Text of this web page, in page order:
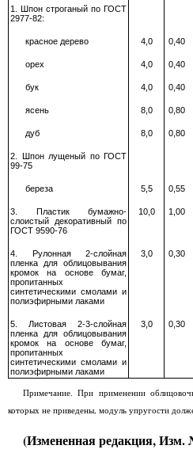
1. Шпон строганый по ГОСТ
2977-82:
красное дерево 4,0 0,40
орех 4,0 0,40
бук 4,0 0,40
ясень 8,0 0,80
дуб 8,0 0,80
2. Шпон лущеный по ГОСТ
99-75
береза 5,5 0,55
3. Пластик бумажно-
слоистый декоративный по
ГОСТ 9590-76
10,0 1,00
4. Рулонная 2-слойная
пленка для облицовывания
кромок на основе бумаг,
пропитанных
синтетическими смолами и
полиэфирными лаками
3,0 0,30
5. Листовая 2-3-слойная
пленка для облицовывания
кромок на основе бумаг,
пропитанных
синтетическими смолами и
полиэфирными лаками
3,0 0,30
Примечание. При применении
которых не приведены, модуль упругости
(Измененная редакция, Изм.